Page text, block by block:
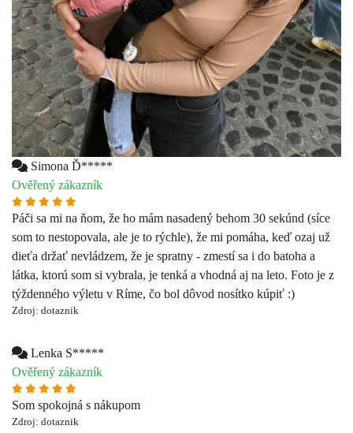
Simona Ď*****
Ověřený zákazník
Páči sa mi na ňom, že ho mám nasadený behom 30 sekúnd (síce
som to nestopovala, ale je to rýchle), že mi pomáha, keď ozaj už
dieťa držať nevládzem, že je spratny - zmestí sa i do batoha a
látka, ktorú som si vybrala, je tenká a vhodná aj na leto. Foto je z
týždenného výletu v Ríme, čo bol dôvod nosítko kúpiť :)
Zdroj: dotaznik
Lenka S*****
Ověřený zákazník
Som spokojná s nákupom
Zdroj: dotaznik
Anonym
Ověřený zákazník
Na zaciatku bol s tym, ze sme si neboli isti, ci ho spravne nosime
pretoze dieta tam casto bolo iba na pol zadku. Chcelo by to na